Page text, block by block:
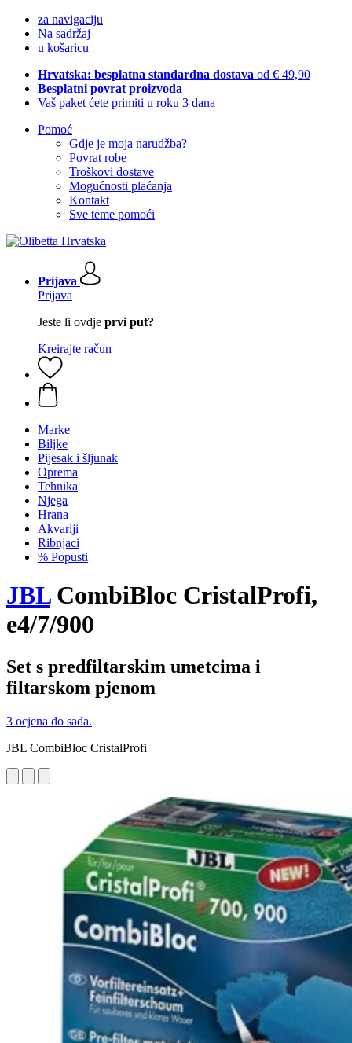
za navigaciju
Na sadržaj
u košaricu
Hrvatska: besplatna standardna dostava od € 49,90
Besplatni povrat proizvoda
Vaš paket ćete primiti u roku 3 dana
Pomoć
Gdje je moja narudžba?
Povrat robe
Troškovi dostave
Mogućnosti plaćanja
Kontakt
Sve teme pomoći
Prijava
Prijava
Jeste li ovdje prvi put?
Kreirajte račun
Marke
Biljke
Pijesak i šljunak
Oprema
Tehnika
Njega
Hrana
Akvariji
Ribnjaci
% Popusti
JBLCombiBloc CristalProfi,
e4/7/900
Set s predfiltarskim umetcima i
filtarskom pjenom
3 ocjena do sada.
JBL CombiBloc CristalProfi